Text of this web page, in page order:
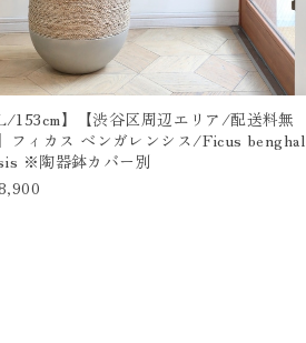
L/153cm】【渋谷区周辺エリア/配送料無
フィカス ベンガレンシス/Ficus benghal
※陶器鉢カバー別